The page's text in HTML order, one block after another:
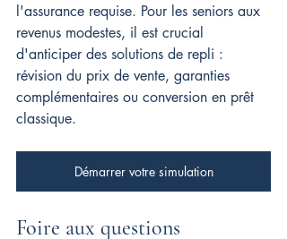
l'assurance requise. Pour les seniors aux
revenus modestes, il est crucial
d'anticiper des solutions de repli :
révision du prix de vente, garanties
complémentaires ou conversion en prêt
classique.
Démarrer votre simulation
Foire aux questions